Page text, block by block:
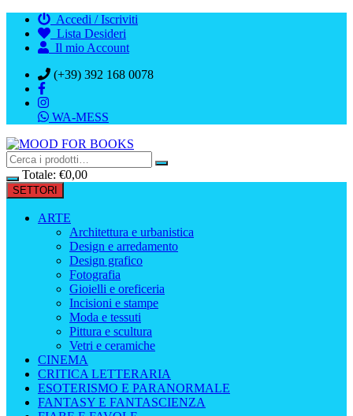
contenuto
Accedi / Iscriviti
Lista Desideri
Il mio Account
(+39) 392 168 0078
WA-MESS
Totale: €0,00
SETTORI
ARTE
Architettura e urbanistica
Design e arredamento
Design grafico
Fotografia
Gioielli e oreficeria
Incisioni e stampe
Moda e tessuti
Pittura e scultura
Vetri e ceramiche
CINEMA
CRITICA LETTERARIA
ESOTERISMO E PARANORMALE
FANTASY E FANTASCIENZA